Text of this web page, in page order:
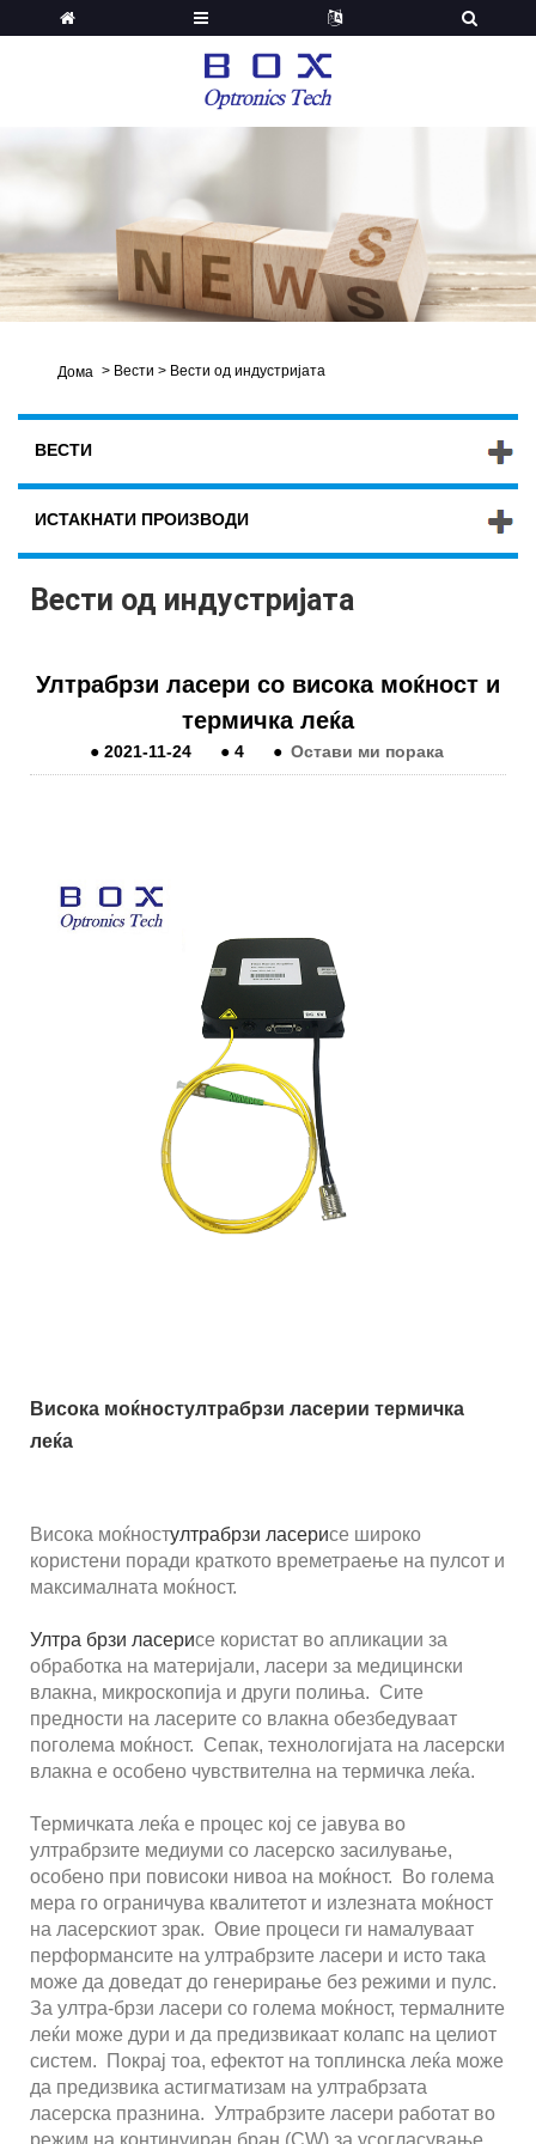
Дома > Вести > Вести од индустријата
ВЕСТИ
ИСТАКНАТИ ПРОИЗВОДИ
Вести од индустријата
Ултрабрзи ласери со висока моќност и
термичка леќа
● 2021-11-24 ● 4 ● Остави ми порака
Висока моќностултрабрзи ласерии термичка
леќа
Висока моќностултрабрзи ласерисе широко
користени поради краткото времетраење на пулсот и
максималната моќност.
Ултра брзи ласерисе користат во апликации за
обработка на материјали, ласери за медицински
влакна, микроскопија и други полиња. Сите
предности на ласерите со влакна обезбедуваат
поголема моќност. Сепак, технологијата на ласерски
влакна е особено чувствителна на термичка леќа.
Термичката леќа е процес кој се јавува во
ултрабрзите медиуми со ласерско засилување,
особено при повисоки нивоа на моќност. Во голема
мера го ограничува квалитетот и излезната моќност
на ласерскиот зрак. Овие процеси ги намалуваат
перформансите на ултрабрзите ласери и исто така
може да доведат до генерирање без режими и пулс.
За ултра-брзи ласери со голема моќност, термалните
леќи може дури и да предизвикаат колапс на целиот
систем. Покрај тоа, ефектот на топлинска леќа може
да предизвика астигматизам на ултрабрзата
ласерска празнина. Ултрабрзите ласери работат во